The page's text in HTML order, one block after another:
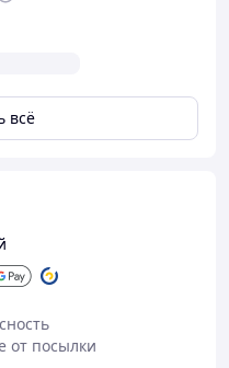
вигляд.
всё
от посылки